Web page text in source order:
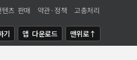
츠 판매 약관·정책 고충처리
기 앱 다운로드 맨위로↑